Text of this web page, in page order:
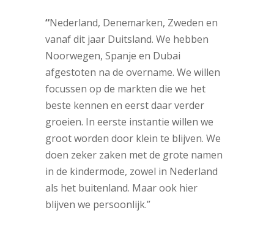
“Nederland, Denemarken, Zweden en
vanaf dit jaar Duitsland. We hebben
Noorwegen, Spanje en Dubai
afgestoten na de overname. We willen
focussen op de markten die we het
beste kennen en eerst daar verder
groeien. In eerste instantie willen we
groot worden door klein te blijven. We
doen zeker zaken met de grote namen
in de kindermode, zowel in Nederland
als het buitenland. Maar ook hier
blijven we persoonlijk.”